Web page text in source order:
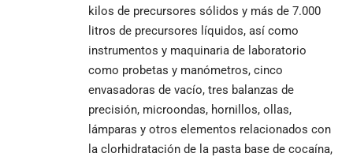
kilos de precursores sólidos y más de 7.000
litros de precursores líquidos, así como
instrumentos y maquinaria de laboratorio
como probetas y manómetros, cinco
envasadoras de vacío, tres balanzas de
precisión, microondas, hornillos, ollas,
lámparas y otros elementos relacionados con
la clorhidratación de la pasta base de cocaína,